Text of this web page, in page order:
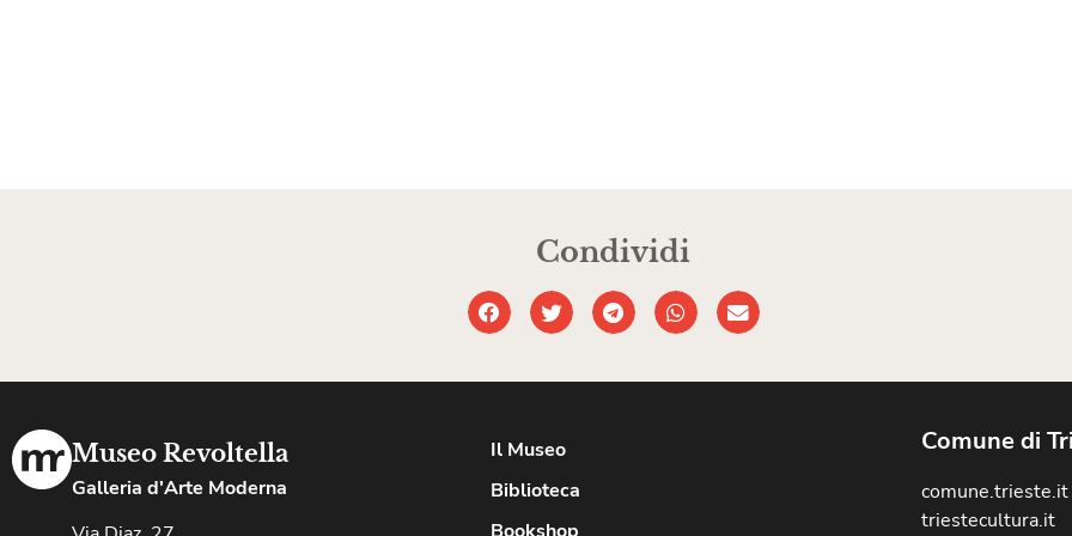
Condividi
Museo Revoltella
Galleria d'Arte Moderna
Il Museo
Biblioteca
Comune di
comune.trieste.it
triestecultura.it